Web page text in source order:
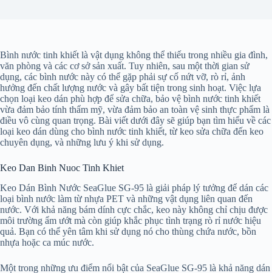
Bình nước tinh khiết là vật dụng không thể thiếu trong nhiều gia đình,
văn phòng và các cơ sở sản xuất. Tuy nhiên, sau một thời gian sử
dụng, các bình nước này có thể gặp phải sự cố nứt vỡ, rò rỉ, ảnh
hưởng đến chất lượng nước và gây bất tiện trong sinh hoạt. Việc lựa
chọn loại keo dán phù hợp để sửa chữa, bảo vệ bình nước tinh khiết
vừa đảm bảo tính thẩm mỹ, vừa đảm bảo an toàn vệ sinh thực phẩm là
điều vô cùng quan trọng. Bài viết dưới đây sẽ giúp bạn tìm hiểu về các
loại keo dán dùng cho bình nước tinh khiết, từ keo sửa chữa đến keo
chuyên dụng, và những lưu ý khi sử dụng.
Keo Dan Binh Nuoc Tinh Khiet
Keo Dán Bình Nước SeaGlue SG-95 là giải pháp lý tưởng để dán các
loại bình nước làm từ nhựa PET và những vật dụng liên quan đến
nước. Với khả năng bám dính cực chắc, keo này không chỉ chịu được
môi trường ẩm ướt mà còn giúp khắc phục tình trạng rò rỉ nước hiệu
quả. Bạn có thể yên tâm khi sử dụng nó cho thùng chứa nước, bồn
nhựa hoặc ca múc nước.
Một trong những ưu điểm nổi bật của SeaGlue SG-95 là khả năng dán